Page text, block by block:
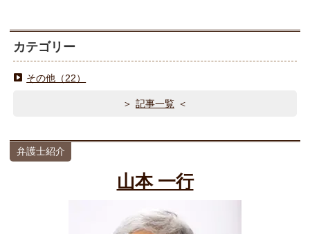
カテゴリー
その他（22）
記事一覧
弁護士紹介
山本 一行